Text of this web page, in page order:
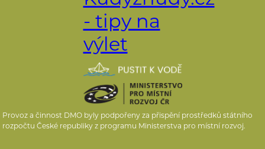
Provoz a činnost DMO byly podpořeny za přispění prostředků státního
rozpočtu České republiky z programu Ministerstva pro místní rozvoj.